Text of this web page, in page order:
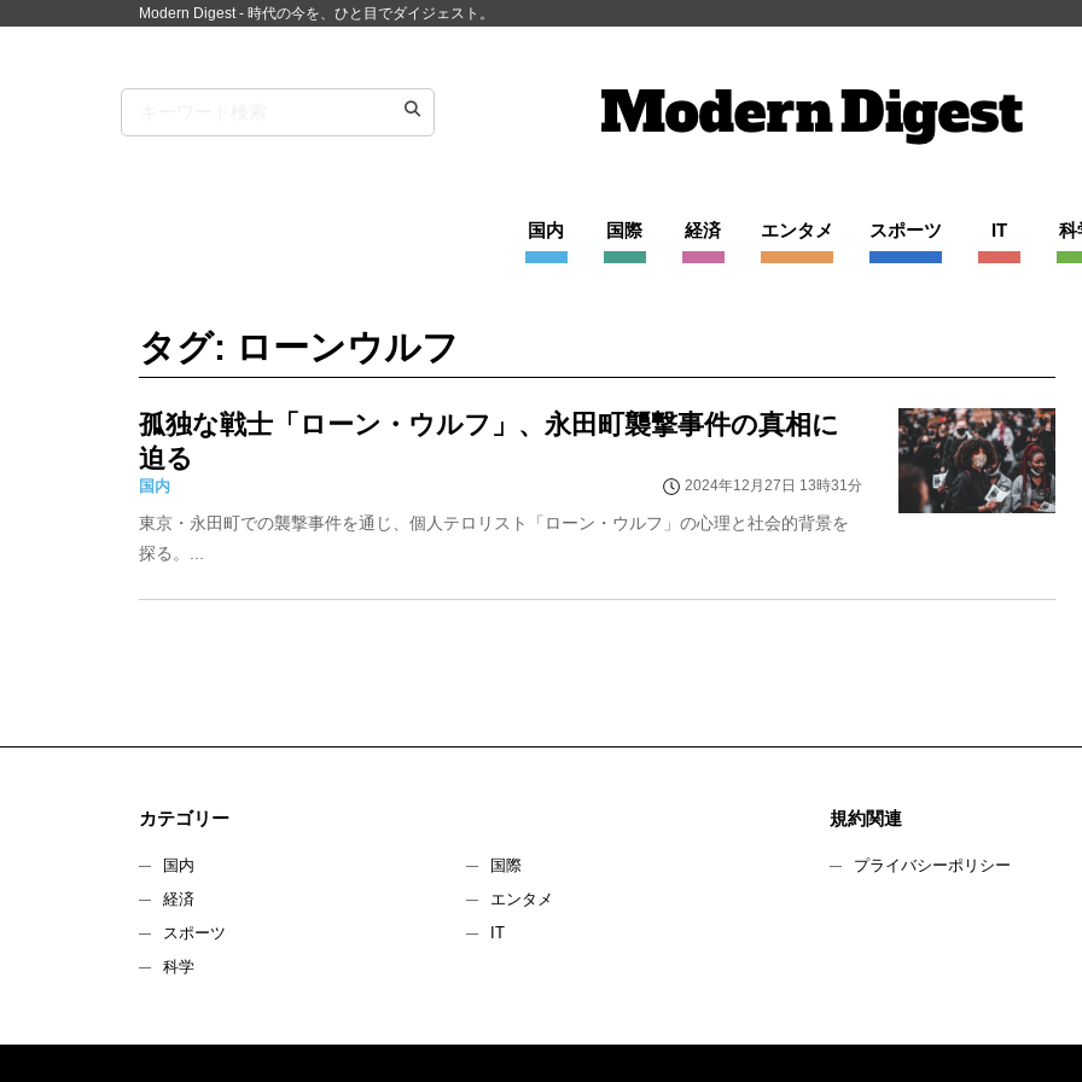
Modern Digest - 時代の今を、ひと目でダイジェスト。
国内 国際 経済 エンタメ スポーツ IT 科
タグ: ローンウルフ
孤独な戦士「ローン・ウルフ」、永田町襲撃事件の真相に
迫る
国内 2024年12月27日 13時31分
東京・永田町での襲撃事件を通じ、個人テロリスト「ローン・ウルフ」の心理と社会的背景を
探る。...
カテゴリー
国内
国際
経済
エンタメ
スポーツ
IT
科学
規約関連
プライバシーポリシー